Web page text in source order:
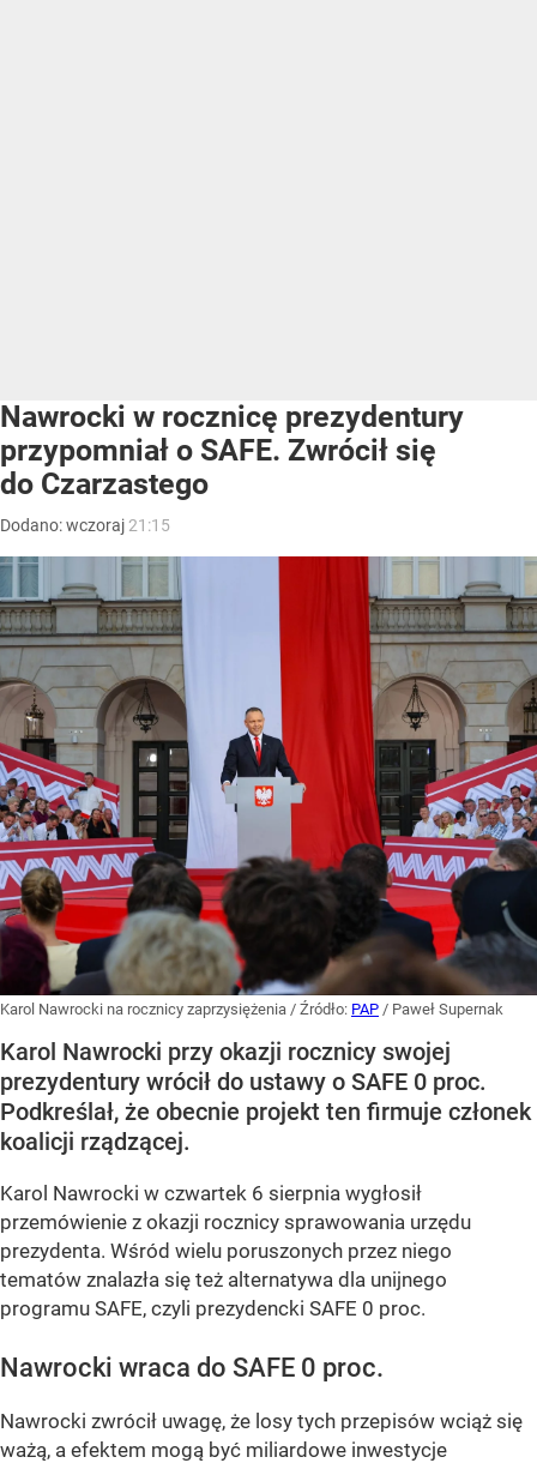
Nawrocki w rocznicę prezydentury
przypomniał o SAFE. Zwrócił się
do Czarzastego
Dodano:wczoraj 21:15
Karol Nawrocki na rocznicy zaprzysiężenia / Źródło: PAP / Paweł Supernak
Karol Nawrocki przy okazji rocznicy swojej
prezydentury wrócił do ustawy o SAFE 0 proc.
Podkreślał, że obecnie projekt ten firmuje członek
koalicji rządzącej.
Karol Nawrocki w czwartek 6 sierpnia wygłosił
przemówienie z okazji rocznicy sprawowania urzędu
prezydenta. Wśród wielu poruszonych przez niego
tematów znalazła się też alternatywa dla unijnego
programu SAFE, czyli prezydencki SAFE 0 proc.
Nawrocki wraca do SAFE 0 proc.
Nawrocki zwrócił uwagę, że losy tych przepisów wciąż się
ważą, a efektem mogą być miliardowe inwestycje